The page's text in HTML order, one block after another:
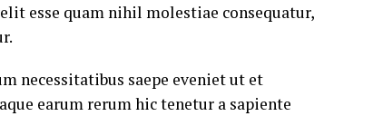
esse quam nihil molestiae consequatur,
necessitatibus saepe eveniet ut et
earum rerum hic tenetur a sapiente